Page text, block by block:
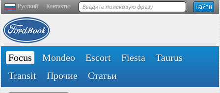
Русский Контакты
Focus Mondeo Escort Fiesta
Taurus
Transit
Прочие Статьи